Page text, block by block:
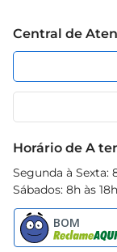
Política de
Portal do
Cencosud Media
Código de Ética
App Prezunic
Central de
Horário de A
Segunda à Sexta:
Sábados: 8h às 18h